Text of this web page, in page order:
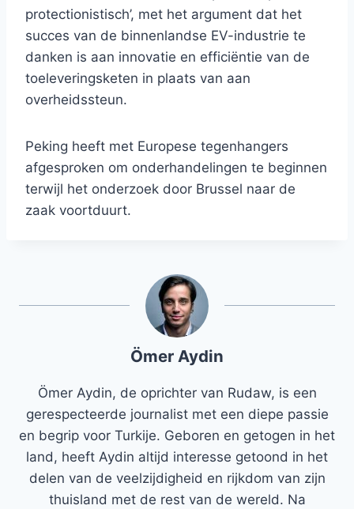
protectionistisch’, met het argument dat het
succes van de binnenlandse EV-industrie te
danken is aan innovatie en efficiëntie van de
toeleveringsketen in plaats van aan
overheidssteun.
Peking heeft met Europese tegenhangers
afgesproken om onderhandelingen te beginnen
terwijl het onderzoek door Brussel naar de
zaak voortduurt.
Ömer Aydin
Ömer Aydin, de oprichter van Rudaw, is een
gerespecteerde journalist met een diepe passie
en begrip voor Turkije. Geboren en getogen in het
land, heeft Aydin altijd interesse getoond in het
delen van de veelzijdigheid en rijkdom van zijn
thuisland met de rest van de wereld. Na